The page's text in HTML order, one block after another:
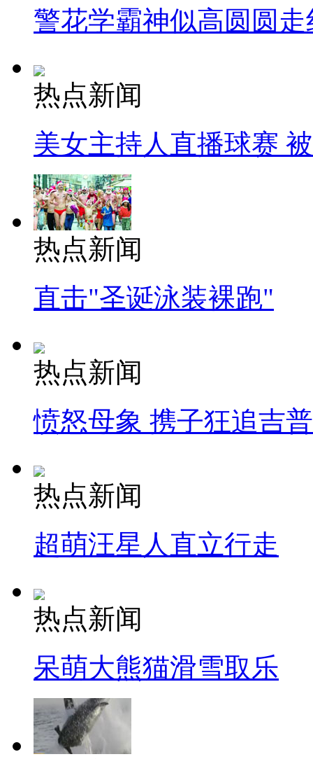
警花学霸神似高圆圆走
热点新闻
美女主持人直播球赛
热点新闻
直击"圣诞泳装裸跑"
热点新闻
愤怒母象 携子狂追吉
热点新闻
超萌汪星人直立行走
热点新闻
呆萌大熊猫滑雪取乐